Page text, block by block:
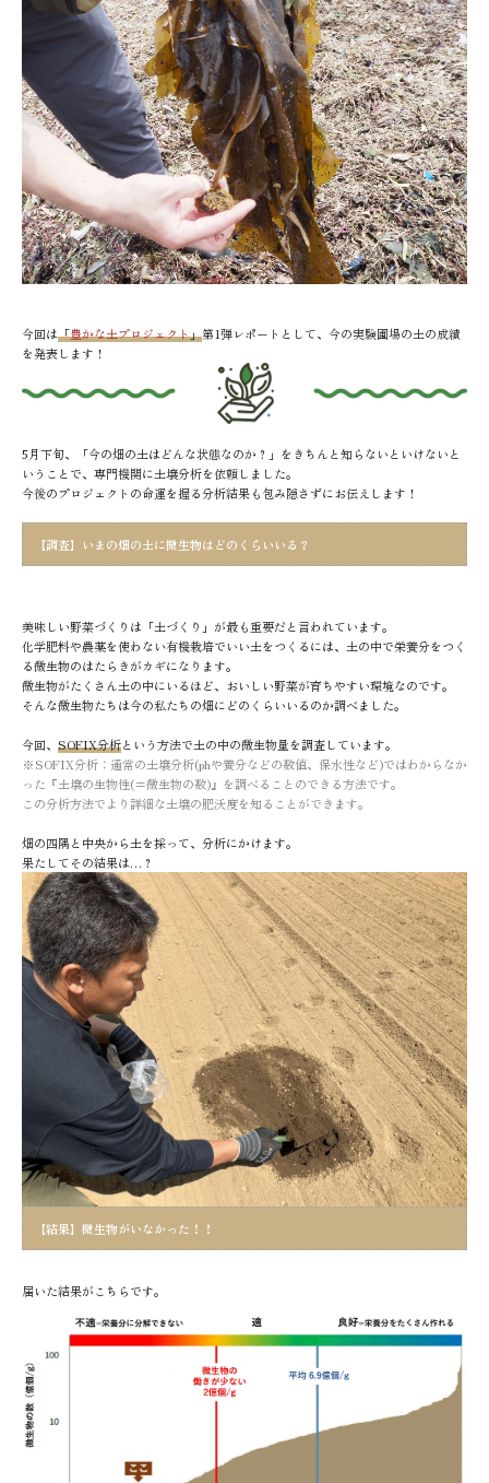
今回は「豊かな土プロジェクト」第1弾レポートとして、今の実験圃場の土の成績
を発表します！
5月下旬、「今の畑の土はどんな状態なのか？」をきちんと知らないといけないと
いうことで、専門機関に土壌分析を依頼しました。
今後のプロジェクトの命運を握る分析結果も包み隠さずにお伝えします！
【調査】いまの畑の土に微生物はどのくらいいる？
美味しい野菜づくりは「土づくり」が最も重要だと言われています。
化学肥料や農薬を使わない有機栽培でいい土をつくるには、土の中で栄養分をつく
る微生物のはたらきがカギになります。
微生物がたくさん土の中にいるほど、おいしい野菜が育ちやすい環境なのです。
そんな微生物たちは今の私たちの畑にどのくらいいるのか調べました。
今回、 SOFIX分析という方法で土の中の微生物量を調査しています。
※SOFIX分析：通常の土壌分析(phや養分などの数値、保水性など)ではわからなか
った『土壌の生物性(＝微生物の数)』を調べることのできる方法です。
この分析方法でより詳細な土壌の肥沃度を知ることができます。
畑の四隅と中央から土を採って、分析にかけます。
果たしてその結果は…？
【結果】微生物がいなかった！！
届いた結果がこちらです。